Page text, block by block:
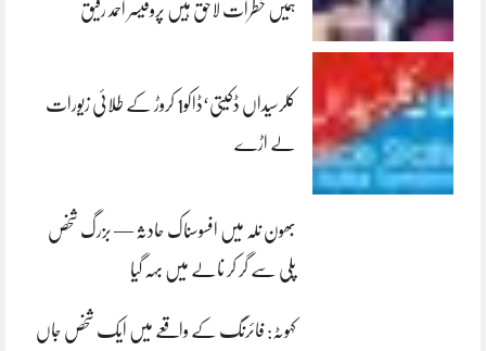
ہمیں خطرات لاحق ہیں پروفیسر احمد رفیق
کلرسیداں ڈکیتی‘ڈاکو1 کروڑ کے طلائی زیورات
لے اڑے
بھون نلہ میں افسوسناک حادثہ — بزرگ شخص
پلی سے گر کر نالے میں بہہ گیا
کہوٹہ: فائرنگ کے واقعے میں ایک شخص جاں